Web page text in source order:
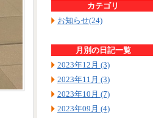
カテゴリ
お知らせ(24)
月別の日記一覧
2023年12月 (3)
2023年11月 (3)
2023年10月 (7)
2023年09月 (4)